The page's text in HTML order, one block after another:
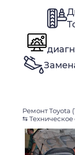
Ремонт Toyota
⇆